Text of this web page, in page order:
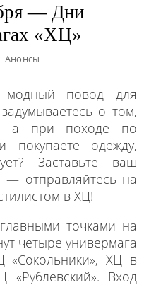
— Дни
«ХЦ»
Анонсы
повод для
о том,
а при походе по
покупаете одежду,
Заставьте ваш
— отправляйтесь на
в ХЦ!
главными точками на
четыре универмага
«Сокольники», ХЦ в
Вход